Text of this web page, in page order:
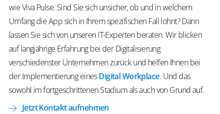
wie Viva Pulse. Sind Sie sich unsicher, ob und in welchem
Umfang die App sich in Ihrem spezifischen Fall lohnt? Dann
lassen Sie sich von unseren IT-Experten beraten. Wir blicken
auf langjährige Erfahrung bei der Digitalisierung
verschiedenster Unternehmen zurück und helfen Ihnen bei
der Implementierung einesDigital Workplace. Und das
sowohl im fortgeschrittenen Stadium als auch von Grund auf.
Jetzt Kontakt aufnehmen